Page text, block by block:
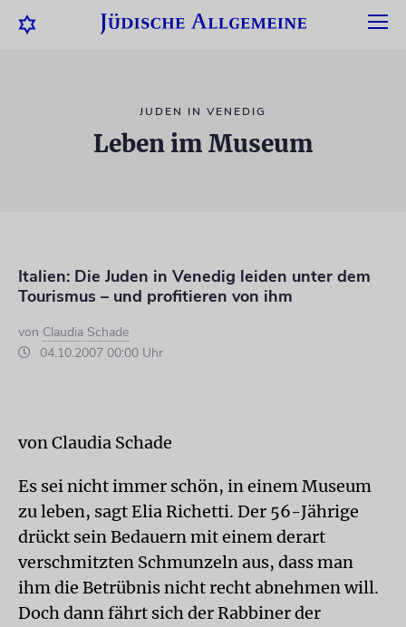
JUDEN IN VENEDIG
Leben im Museum
Italien: Die Juden in Venedig leiden unter dem
Tourismus – und profitieren von ihm
von Claudia Schade
04.10.2007 00:00 Uhr
von Claudia Schade
Es sei nicht immer schön, in einem Museum
zu leben, sagt Elia Richetti. Der 56-Jährige
drückt sein Bedauern mit einem derart
verschmitzten Schmunzeln aus, dass man
ihm die Betrübnis nicht recht abnehmen will.
Doch dann fährt sich der Rabbiner der